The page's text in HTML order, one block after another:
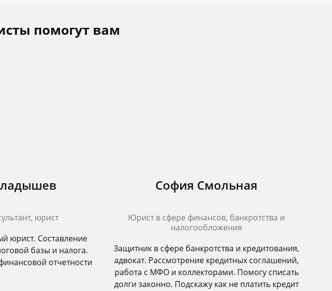
помогут вам
юрист
юрист. Составление
базы и налога.
отчетности
София Смольная
Юрист в сфере финансов, банкротства и
налогообложения
Защитник в сфере банкротства и кредитования,
адвокат. Рассмотрение кредитных соглашений,
работа с МФО и коллекторами. Помогу списать
долги законно. Подскажу как не платить кредит